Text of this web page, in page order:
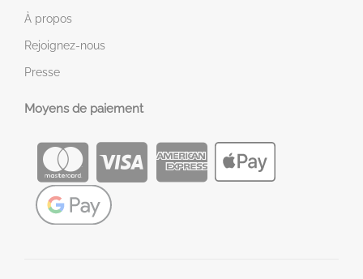
À propos
Rejoignez-nous
Presse
Moyens de paiement